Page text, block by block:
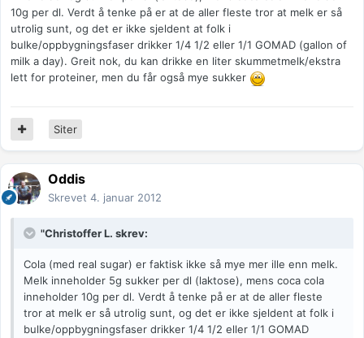
10g per dl. Verdt å tenke på er at de aller fleste tror at melk er så
utrolig sunt, og det er ikke sjeldent at folk i
bulke/oppbygningsfaser drikker 1/4 1/2 eller 1/1 GOMAD (gallon of
milk a day). Greit nok, du kan drikke en liter skummetmelk/ekstra
lett for proteiner, men du får også mye sukker
Siter
Oddis
Skrevet 4. januar 2012
"Christoffer L. skrev:
Cola (med real sugar) er faktisk ikke så mye mer ille enn melk.
Melk inneholder 5g sukker per dl (laktose), mens coca cola
inneholder 10g per dl. Verdt å tenke på er at de aller fleste
tror at melk er så utrolig sunt, og det er ikke sjeldent at folk i
bulke/oppbygningsfaser drikker 1/4 1/2 eller 1/1 GOMAD